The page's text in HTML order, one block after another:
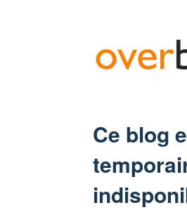
Ce blog